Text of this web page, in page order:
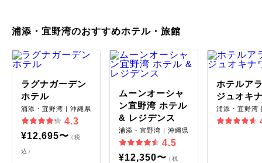
浦添・宜野湾のおすすめホテル・旅館
ラグナガーデン
ホテル
浦添・宜野湾｜沖縄県
4.3
¥12,695〜（税
込）
ムーンオーシャ
ン宜野湾 ホテル
& レジデンス
浦添・宜野湾｜沖縄県
4.5
¥12,350〜（税
ホテルア
ジュオキ
浦添・宜野湾